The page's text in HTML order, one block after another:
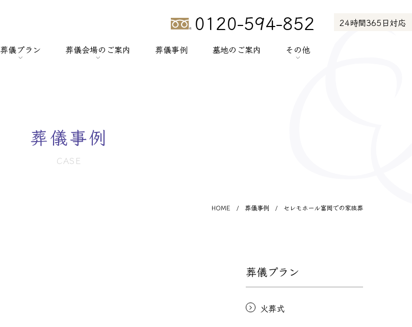
0120-594-852 24時間365日対応
葬儀プラン 葬儀会場のご案内
> セレモホール富岡
葬儀事例 墓地のご案内 その他
> サイトポリシー
葬儀事例
CASE
HOME / 葬儀事例 / セレモホール富岡での家族葬
葬儀プラン
火葬式